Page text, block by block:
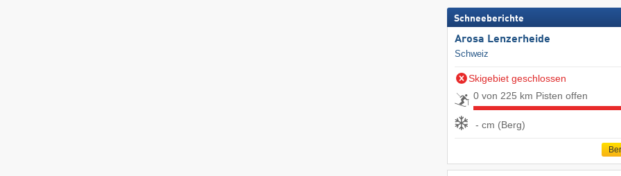
Schneeberichte
Arosa Lenzerheide
Schweiz
Skigebiet geschlossen
0 von 225 km Pisten offen
- cm (Berg)